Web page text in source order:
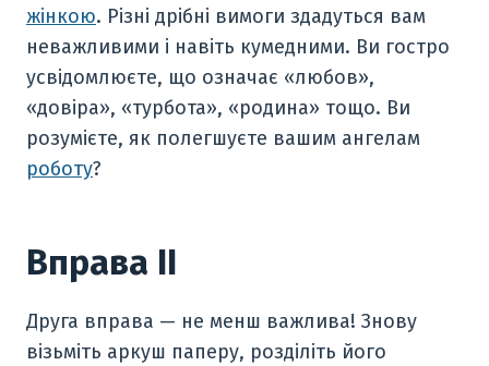
жінкою. Різні дрібні вимоги здадуться вам
неважливими і навіть кумедними. Ви гостро
усвідомлюєте, що означає «любов»,
«довіра», «турбота», «родина» тощо. Ви
розумієте, як полегшуєте вашим ангелам
роботу?
Вправа II
Друга вправа — не менш важлива! Знову
візьміть аркуш паперу, розділіть його